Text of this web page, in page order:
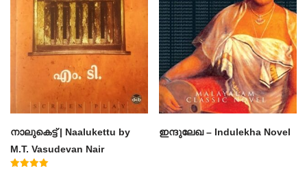
നാലുകെട്ട് | Naalukettu by
M.T. Vasudevan Nair
ഇന്ദുലേഖ – Indulekha Novel